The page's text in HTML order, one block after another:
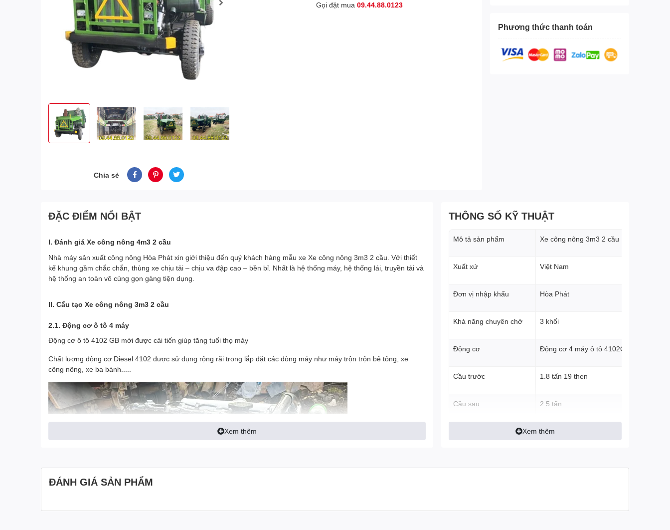
Chia sẻ
Gọi đặt mua09.44.88.0123
Phương thức thanh toán
ĐẶC ĐIỂM NỔI BẬT
I. Đánh giá Xe công nông 4m3 2 cầu
Nhà máy sản xuất công nông Hòa Phát xin giới thiệu đến quý khách hàng mẫu xe Xe công nông 3m3 2 cầu. Với thiết
kế khung gầm chắc chắn, thùng xe chịu tải – chịu va đập cao – bền bỉ. Nhất là hệ thống máy, hệ thống lái, truyền tải và
hệ thống an toàn vô cùng gọn gàng tiện dụng.
II. Cấu tạo Xe công nông 3m3 2 cầu
2.1. Động cơ ô tô 4 máy
Động cơ ô tô 4102 GB mới được cải tiến giúp tăng tuổi thọ máy
Chất lượng động cơ Diesel 4102 được sử dụng rộng rãi trong lắp đặt các dòng máy như máy trộn trộn bê tông, xe
công nông, xe ba bánh.....
Xem thêm
THÔNG SỐ KỸ THUẬT
Mô tả sản phẩm Xe công nông 3m3 2 cầu
Xuất xứ Việt Nam
Đơn vị nhập khẩu Hòa Phát
Khả năng chuyên chở 3 khối
Động cơ Động cơ 4 máy ô tô 4102GB mới
Cầu trước 1.8 tấn 19 then
Cầu sau 2.5 tấn
700-16 mới
Sắt xi ô tô 3.5 tấn
Xem thêm
ĐÁNH GIÁ SẢN PHẨM